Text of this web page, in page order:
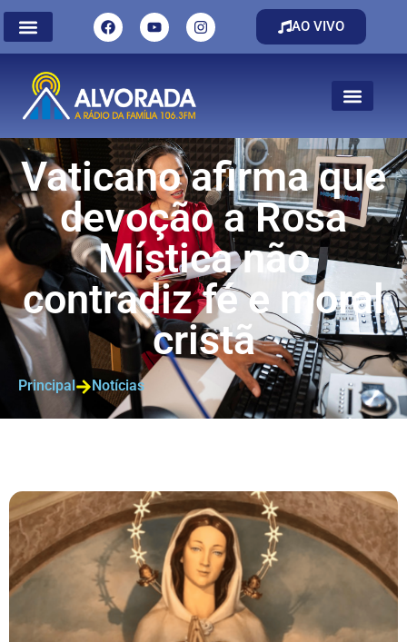
AO VIVO
Vaticano afirma que
devoção a Rosa
Mística não
contradiz fé e moral
cristã
Principal Notícias